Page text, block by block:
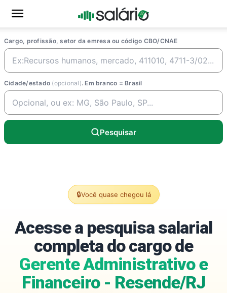
Cargo, profissão, setor da emresa ou código CBO/CNAE
Cidade/estado (opcional). Em branco = Brasil
Pesquisar
🔒Você quase chegou lá
Acesse a pesquisa salarial
completa do cargo de
Gerente Administrativo e
Financeiro - Resende/RJ